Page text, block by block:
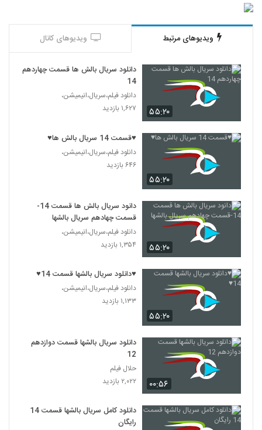
ویدیوهای مرتبط ویدیوهای کانال
۵۵:۲۰
دانلود سریال بالش ها قسمت چهاردهم
14
دانلود فیلم،سریال،انیمیشن،
۱,۶۲۷ بازدید
۵۵:۲۰
♥قسمت 14 سریال بالش ها♥
دانلود فیلم،سریال،انیمیشن،
۶۴۶ بازدید
۵۵:۲۰
دانود سریال بالش ها قسمت 14-
قسمت چهادهم سریال بالشها
دانلود فیلم،سریال،انیمیشن،
۱,۳۵۴ بازدید
۵۵:۲۰
♥دانلود سریال بالشها قسمت 14♥
دانلود فیلم،سریال،انیمیشن،
۱,۱۳۳ بازدید
۰۰:۵۶
دانلود سریال بالشها قسمت دوازدهم
12
حلال فیلم
۲,۰۲۲ بازدید
دانلود کامل سریال بالشها قسمت 14
رایگان